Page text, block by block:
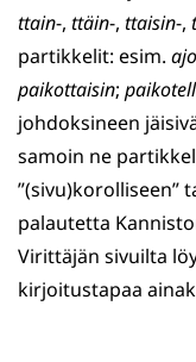
ttain-, ttäin-, ttaisin-,
partikkelit: esim.
paikottaisin;
johdoksineen
samoin ne
”(sivu)korolliseen”
palautetta
Virittäjän sivuilta
kirjoitustapaa